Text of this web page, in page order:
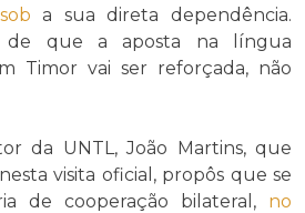
sob a sua direta dependência.
de que a aposta na língua
Timor vai ser reforçada, não
da UNTL, João Martins, que
visita oficial, propôs que se
de cooperação bilateral, no